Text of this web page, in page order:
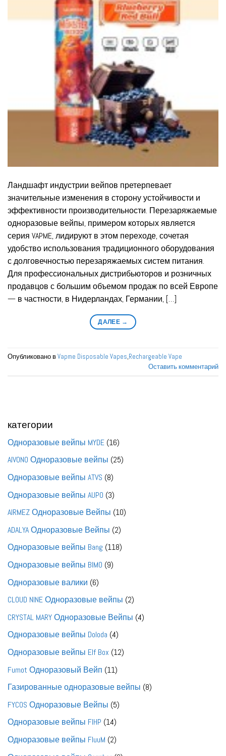
Ландшафт индустрии вейпов претерпевает
значительные изменения в сторону устойчивости и
эффективности производительности. Перезаряжаемые
одноразовые вейпы, примером которых является
серия VAPME, лидируют в этом переходе, сочетая
удобство использования традиционного оборудования
с долговечностью перезаряжаемых систем питания.
Для профессиональных дистрибьюторов и розничных
продавцов с большим объемом продаж по всей Европе
— в частности, в Нидерландах, Германии, […]
ДАЛЕЕ →
Опубликовано вVapme Disposable Vapes,Rechargeable Vape
Оставить комментарий
категории
Одноразовые вейпы MYDE 1616
товаров
AIVONO Одноразовые вейпы 2525
Одноразовые вейпы ATVS 88
товаров
Одноразовые вейпы AUPO 33
товара
AIRMEZ Одноразовые Вейпы 1010
ADALYA Одноразовые Вейпы 22
товара
Одноразовые вейпы Bang 118118
Одноразовые вейпы BIMO 99
Одноразовые валики 66
товаров
CLOUD NINE Одноразовые вейпы 22
товара
CRYSTAL MARY Одноразовые Вейпы 44
Одноразовые вейпы Doloda 44
товара
Одноразовые вейпы Elf Box 1212
Fumot Одноразовый Вейп 1111
товаров
Газированные одноразовые вейпы 88
FYCOS Одноразовые Вейпы 55
Одноразовые вейпы FIHP 1414
товаров
Одноразовые вейпы FluuM 22
товара